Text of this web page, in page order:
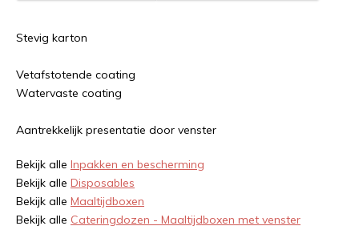
Stevig karton
Vetafstotende coating
Watervaste coating
Aantrekkelijk presentatie door venster
Bekijk alle Inpakken en bescherming
Bekijk alle Disposables
Bekijk alle Maaltijdboxen
Bekijk alle Cateringdozen - Maaltijdboxen met venster